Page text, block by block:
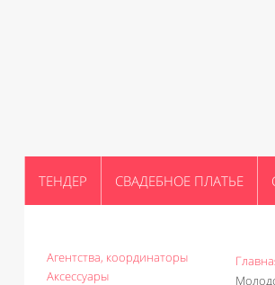
ТЕНДЕР СВАДЕБНОЕ ПЛАТЬЕ
Агентства, координаторы
Аксессуары